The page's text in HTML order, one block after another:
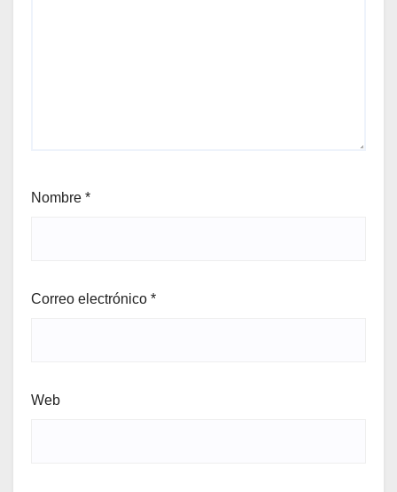
Nombre *
Correo electrónico *
Web